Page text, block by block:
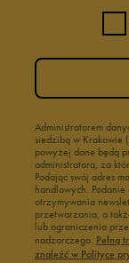
Administratorem
siedzibą w Krakowie
powyżej dane będą
administratora, za
Podając swój adres
handlowych.
otrzymywania
przetwarzania, a
lub ograniczenia
nadzorczego. Pełną
znaleźć w Polityce